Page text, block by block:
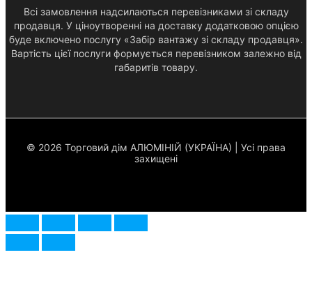
Всі замовлення надсилаються перевізниками зі складу
продавця. У ціноутворенні на доставку додатковою опцією
буде включено послугу «Забір вантажу зі складу продавця».
Вартість цієї послуги формується перевізником залежно від
габаритів товару.
© 2026 Торговий дім АЛЮМІНІЙ (УКРАЇНА) | Усі права
захищені